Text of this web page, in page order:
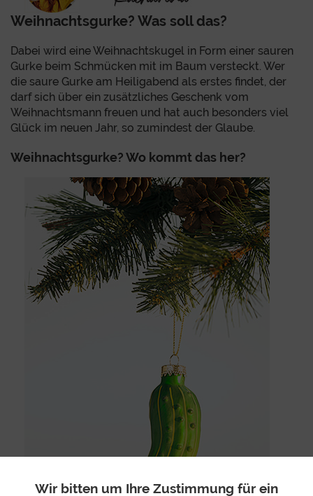
Weihnachtsgurke? Was soll das?
Dabei wird eine Weihnachtskugel in Form einer sauren
Gurke beim Schmücken mit im Baum versteckt. Wer
die saure Gurke am Heiligabend als erstes findet, der
darf sich über ein zusätzliches Geschenk vom
Weihnachtsmann freuen und hat auch besonders viel
Glück im neuen Jahr, so zumindest der Glaube.
Weihnachtsgurke? Wo kommt das her?
Wir bitten um Ihre Zustimmung für ein